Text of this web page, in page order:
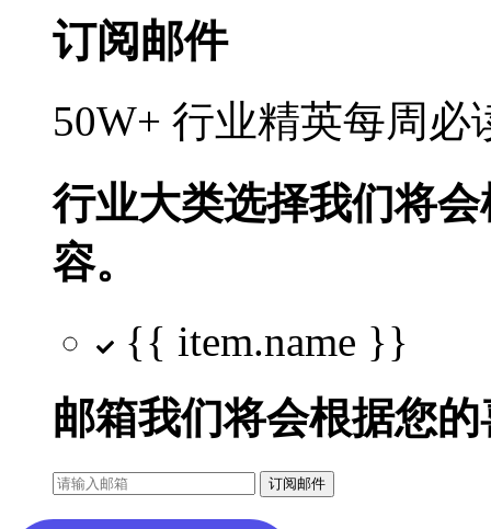
订阅邮件
50W+ 行业精英每周
行业大类选择我们将
容。
{{ item.name }}
邮箱我们将会根据您
订阅邮件